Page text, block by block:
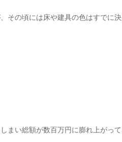
その頃には床や建具の色はすでに
まい総額が数百万円に膨れ上がっ